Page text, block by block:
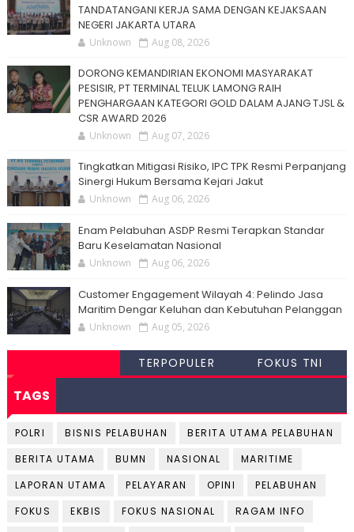
TANDATANGANI KERJA SAMA DENGAN KEJAKSAAN
NEGERI JAKARTA UTARA
Unknown Aug 08, 2026
DORONG KEMANDIRIAN EKONOMI MASYARAKAT
PESISIR, PT TERMINAL TELUK LAMONG RAIH
PENGHARGAAN KATEGORI GOLD DALAM AJANG TJSL &
CSR AWARD 2026
Unknown Aug 07, 2026
Tingkatkan Mitigasi Risiko, IPC TPK Resmi Perpanjang
Sinergi Hukum Bersama Kejari Jakut
Unknown Aug 06, 2026
Enam Pelabuhan ASDP Resmi Terapkan Standar
Baru Keselamatan Nasional
Unknown Aug 06, 2026
Customer Engagement Wilayah 4: Pelindo Jasa
Maritim Dengar Keluhan dan Kebutuhan Pelanggan
Unknown Aug 05, 2026
TERPOPULER FOKUS TNI
TAGS
POLRI BISNIS PELABUHAN
BERITA UTAMA PELABUHAN
BERITA UTAMA
BUMN NASIONAL
MARITIME
LAPORAN UTAMA
PELAYARAN OPINI
PELABUHAN
FOKUS
EKBIS FOKUS NASIONAL
RAGAM INFO